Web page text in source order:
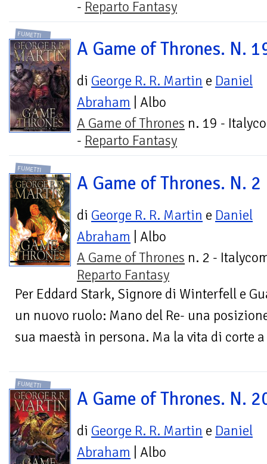
- Reparto Fantasy
FUMETTI
A Game of Thrones. N.
di George R. R. Martin e Daniel
Abraham | Albo
A Game of Thrones n. 19 -
- Reparto Fantasy
FUMETTI
A Game of Thrones. N. 2
di George R. R. Martin e Daniel
Abraham | Albo
A Game of Thrones n. 2 -
Reparto Fantasy
Per Eddard Stark, Signore di Winterfell e
un nuovo ruolo: Mano del Re- una
sua maestà in persona. Ma la vita di corte a
FUMETTI
A Game of Thrones. N.
di George R. R. Martin e Daniel
Abraham | Albo